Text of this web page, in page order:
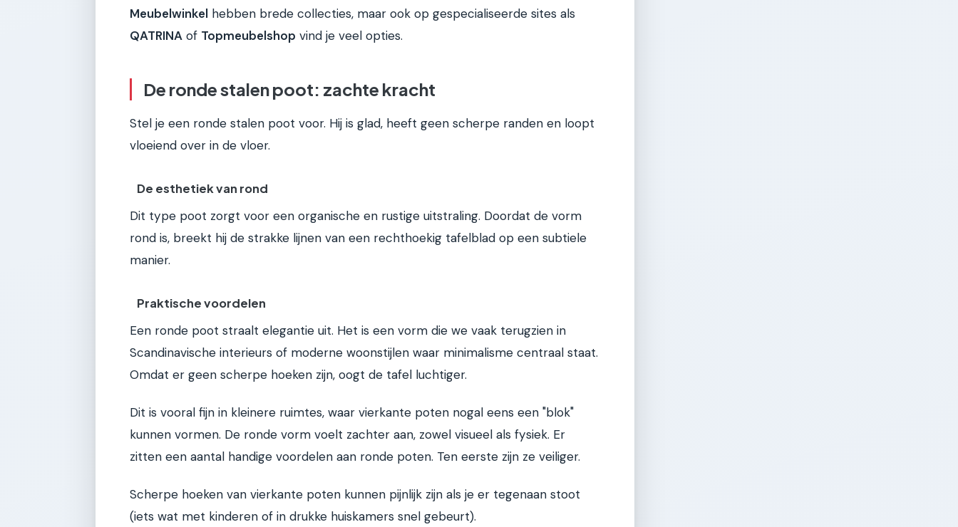
Meubelwinkel hebben brede collecties, maar ook op gespecialiseerde sites als
QATRINA of Topmeubelshop vind je veel opties.
De ronde stalen poot: zachte kracht
Stel je een ronde stalen poot voor. Hij is glad, heeft geen scherpe randen en loopt
vloeiend over in de vloer.
De esthetiek van rond
Dit type poot zorgt voor een organische en rustige uitstraling. Doordat de vorm
rond is, breekt hij de strakke lijnen van een rechthoekig tafelblad op een subtiele
manier.
Praktische voordelen
Een ronde poot straalt elegantie uit. Het is een vorm die we vaak terugzien in
Scandinavische interieurs of moderne woonstijlen waar minimalisme centraal staat.
Omdat er geen scherpe hoeken zijn, oogt de tafel luchtiger.
Dit is vooral fijn in kleinere ruimtes, waar vierkante poten nogal eens een "blok"
kunnen vormen. De ronde vorm voelt zachter aan, zowel visueel als fysiek. Er
zitten een aantal handige voordelen aan ronde poten. Ten eerste zijn ze veiliger.
Scherpe hoeken van vierkante poten kunnen pijnlijk zijn als je er tegenaan stoot
(iets wat met kinderen of in drukke huiskamers snel gebeurt).